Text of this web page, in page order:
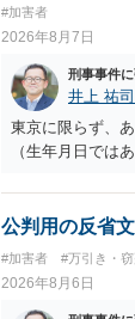
#加害者
2026年8月7日
刑事事件
井上 祐司
東京に限らず、
（生年月日では
公判用の反省
#加害者 #万引き・
2026年8月6日